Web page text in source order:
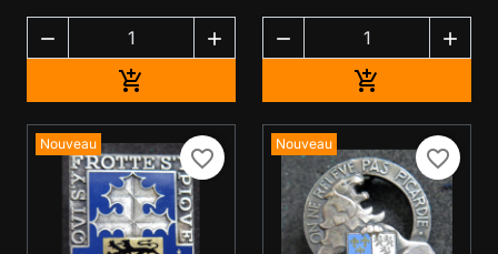
 

 

Nouveau
favorite_border
Nouveau
favorite_border